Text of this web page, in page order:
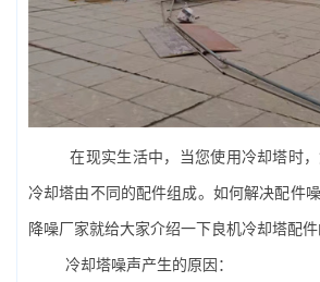
在现实生活中，当您使用冷却塔时
冷却塔由不同的配件组成。如何解决配件
降噪厂家就给大家介绍一下良机冷却塔配件
冷却塔噪声产生的原因：